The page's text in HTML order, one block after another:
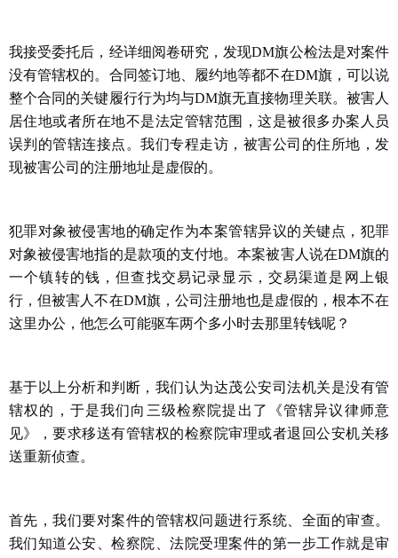
我接受委托后，经详细阅卷研究，发现DM旗公检法是对案件
没有管辖权的。合同签订地、履约地等都不在DM旗，可以说
整个合同的关键履行行为均与DM旗无直接物理关联。被害人
居住地或者所在地不是法定管辖范围，这是被很多办案人员
误判的管辖连接点。我们专程走访，被害公司的住所地，发
现被害公司的注册地址是虚假的。
犯罪对象被侵害地的确定作为本案管辖异议的关键点，犯罪
对象被侵害地指的是款项的支付地。本案被害人说在DM旗的
一个镇转的钱，但查找交易记录显示，交易渠道是网上银
行，但被害人不在DM旗，公司注册地也是虚假的，根本不在
这里办公，他怎么可能驱车两个多小时去那里转钱呢？
基于以上分析和判断，我们认为达茂公安司法机关是没有管
辖权的，于是我们向三级检察院提出了《管辖异议律师意
见》，要求移送有管辖权的检察院审理或者退回公安机关移
送重新侦查。
首先，我们要对案件的管辖权问题进行系统、全面的审查。
我们知道公安、检察院、法院受理案件的第一步工作就是审